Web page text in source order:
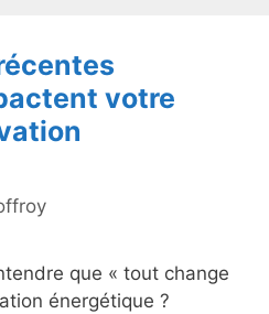
votre
que « tout change
énergétique ?